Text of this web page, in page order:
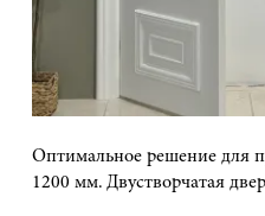
Оптимальное решение для
1200 мм. Двустворчатая